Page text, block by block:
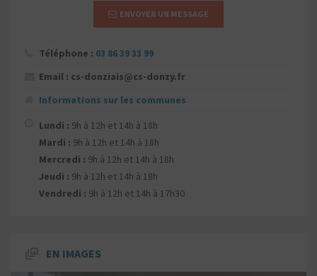
ENVOYER UN MESSAGE
Téléphone : 03 86 39 33 99
Email : cs-donziais@cs-donzy.fr
Informations sur les communes
Lundi : 9h à 12h et 14h à 18h
Mardi : 9h à 12h et 14h à 18h
Mercredi : 9h à 12h et 14h à 18h
Jeudi : 9h à 12h et 14h à 18h
Vendredi : 9h à 12h et 14h à 17h30
EN IMAGES